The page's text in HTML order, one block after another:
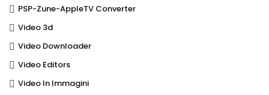
PSP-Zune-AppleTV Converter
Video 3d
Video Downloader
Video Editors
Video In Immagini